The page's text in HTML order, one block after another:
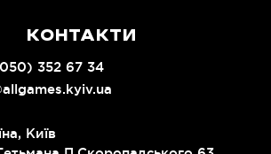
КОНТАКТИ
352 67 34
Київ